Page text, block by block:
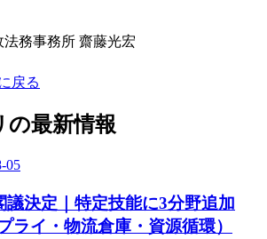
務事務所 齋藤光宏
戻る
の最新情報
05
議決定｜特定技能に3分野追加
ライ・物流倉庫・資源循環）